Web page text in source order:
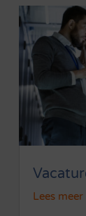
Lees meer